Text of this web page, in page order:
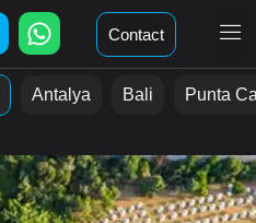
Contact
Antalya Bali Punta